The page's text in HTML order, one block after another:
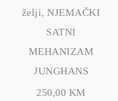
želji, NJEMAČKI
SATNI
MEHANIZAM
JUNGHANS
250,00 KM